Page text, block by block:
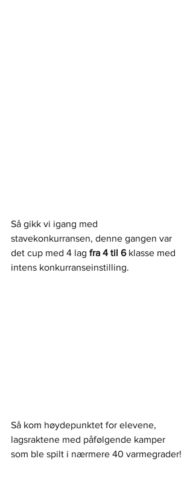
Så gikk vi igang med
stavekonkurransen, denne gangen var
det cup med 4 lag fra 4 til 6 klasse med
intens konkurranseinstilling.
Så kom høydepunktet for elevene,
lagsraktene med påfølgende kamper
som ble spilt i nærmere 40 varmegrader!